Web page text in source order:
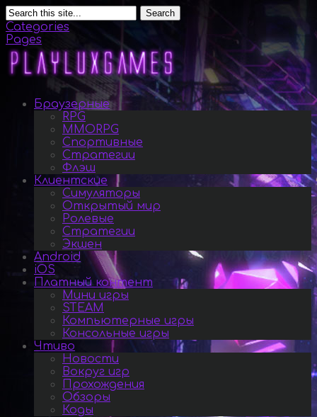
Search
Categories
Pages
Браузерные
RPG
MMORPG
Спортивные
Стратегии
Флэш
Клиентские
Симуляторы
Открытый мир
Ролевые
Стратегии
Экшен
Android
iOS
Платный контент
Мини игры
STEAM
Компьютерные игры
Консольные игры
Чтиво
Новости
Вокруг игр
Прохождения
Обзоры
Коды